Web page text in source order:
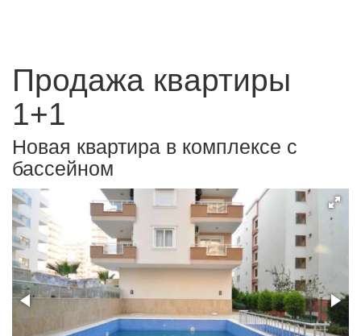
Продажа квартиры
1+1
Новая квартира в комплексе с
бассейном